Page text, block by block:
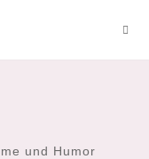
und Humor